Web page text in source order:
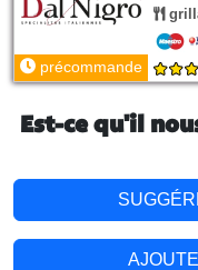
précommande
Est-ce qu'il